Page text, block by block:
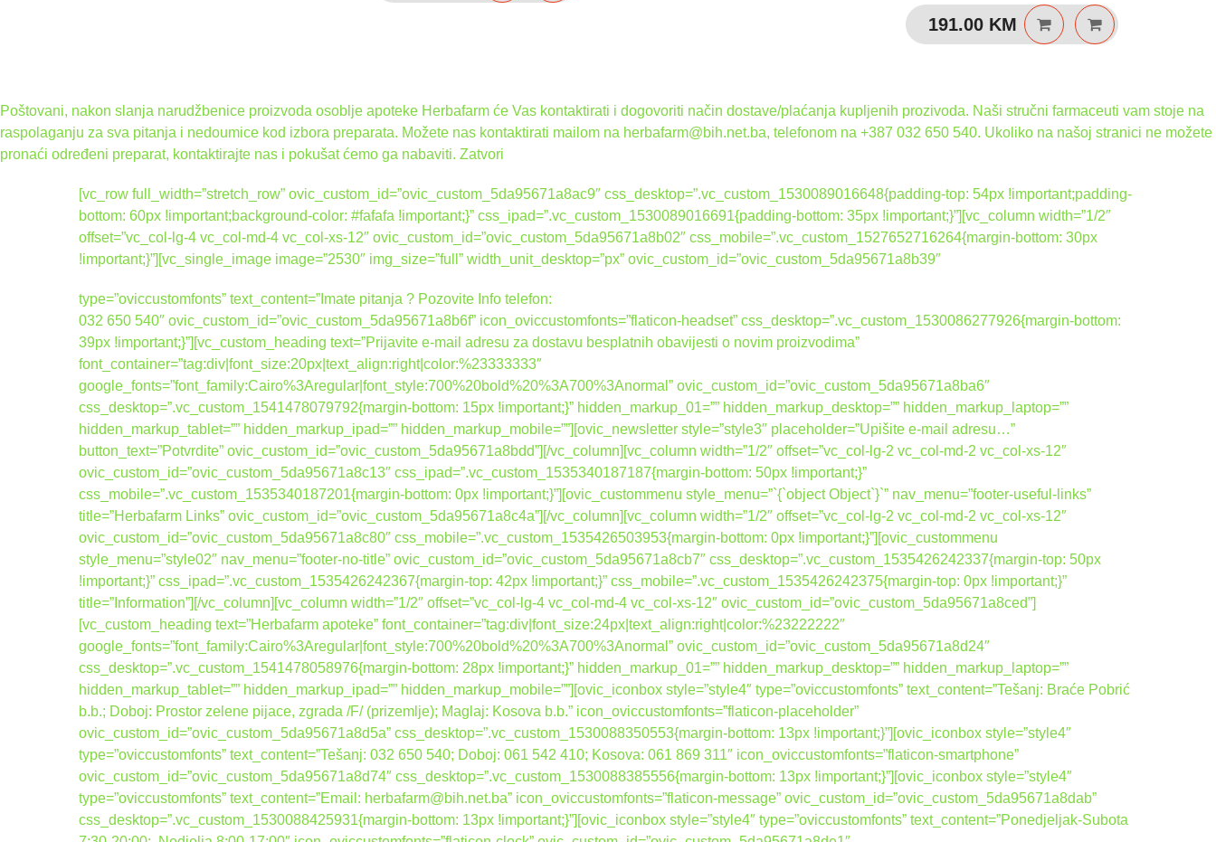
191.00 KM
Poštovani, nakon slanja narudžbenice proizvoda osoblje apoteke Herbafarm će Vas kontaktirati i dogovoriti način dostave/plaćanja kupljenih prozivoda. Naši stručni farmaceuti vam stoje na
raspolaganju za sva pitanja i nedoumice kod izbora preparata. Možete nas kontaktirati mailom na herbafarm@bih.net.ba, telefonom na +387 032 650 540. Ukoliko na našoj stranici ne možete
pronaći određeni preparat, kontaktirajte nas i pokušat ćemo ga nabaviti. Zatvori
[vc_row full_width=”stretch_row” ovic_custom_id=”ovic_custom_5da95671a8ac9″ css_desktop=”.vc_custom_1530089016648{padding-top: 54px !important;padding-
bottom: 60px !important;background-color: #fafafa !important;}” css_ipad=”.vc_custom_1530089016691{padding-bottom: 35px !important;}”][vc_column width=”1/2″
offset=”vc_col-lg-4 vc_col-md-4 vc_col-xs-12″ ovic_custom_id=”ovic_custom_5da95671a8b02″ css_mobile=”.vc_custom_1527652716264{margin-bottom: 30px
!important;}”][vc_single_image image=”2530″ img_size=”full” width_unit_desktop=”px” ovic_custom_id=”ovic_custom_5da95671a8b39″
type=”oviccustomfonts” text_content=”Imate pitanja ? Pozovite Info telefon:
032 650 540″ ovic_custom_id=”ovic_custom_5da95671a8b6f” icon_oviccustomfonts=”flaticon-headset” css_desktop=”.vc_custom_1530086277926{margin-bottom:
39px !important;}”][vc_custom_heading text=”Prijavite e-mail adresu za dostavu besplatnih obavijesti o novim proizvodima”
font_container=”tag:div|font_size:20px|text_align:right|color:%23333333″
google_fonts=”font_family:Cairo%3Aregular|font_style:700%20bold%20%3A700%3Anormal” ovic_custom_id=”ovic_custom_5da95671a8ba6″
css_desktop=”.vc_custom_1541478079792{margin-bottom: 15px !important;}” hidden_markup_01=”” hidden_markup_desktop=”” hidden_markup_laptop=””
hidden_markup_tablet=”” hidden_markup_ipad=”” hidden_markup_mobile=””][ovic_newsletter style=”style3″ placeholder=”Upišite e-mail adresu…”
button_text=”Potvrdite” ovic_custom_id=”ovic_custom_5da95671a8bdd”][/vc_column][vc_column width=”1/2″ offset=”vc_col-lg-2 vc_col-md-2 vc_col-xs-12″
ovic_custom_id=”ovic_custom_5da95671a8c13″ css_ipad=”.vc_custom_1535340187187{margin-bottom: 50px !important;}”
css_mobile=”.vc_custom_1535340187201{margin-bottom: 0px !important;}”][ovic_custommenu style_menu=”`{`object Object`}`” nav_menu=”footer-useful-links”
title=”Herbafarm Links” ovic_custom_id=”ovic_custom_5da95671a8c4a”][/vc_column][vc_column width=”1/2″ offset=”vc_col-lg-2 vc_col-md-2 vc_col-xs-12″
ovic_custom_id=”ovic_custom_5da95671a8c80″ css_mobile=”.vc_custom_1535426503953{margin-bottom: 0px !important;}”][ovic_custommenu
style_menu=”style02″ nav_menu=”footer-no-title” ovic_custom_id=”ovic_custom_5da95671a8cb7″ css_desktop=”.vc_custom_1535426242337{margin-top: 50px
!important;}” css_ipad=”.vc_custom_1535426242367{margin-top: 42px !important;}” css_mobile=”.vc_custom_1535426242375{margin-top: 0px !important;}”
title=”Information”][/vc_column][vc_column width=”1/2″ offset=”vc_col-lg-4 vc_col-md-4 vc_col-xs-12″ ovic_custom_id=”ovic_custom_5da95671a8ced”]
[vc_custom_heading text=”Herbafarm apoteke” font_container=”tag:div|font_size:24px|text_align:right|color:%23222222″
google_fonts=”font_family:Cairo%3Aregular|font_style:700%20bold%20%3A700%3Anormal” ovic_custom_id=”ovic_custom_5da95671a8d24″
css_desktop=”.vc_custom_1541478058976{margin-bottom: 28px !important;}” hidden_markup_01=”” hidden_markup_desktop=”” hidden_markup_laptop=””
hidden_markup_tablet=”” hidden_markup_ipad=”” hidden_markup_mobile=””][ovic_iconbox style=”style4″ type=”oviccustomfonts” text_content=”Tešanj: Braće Pobrić
b.b.; Doboj: Prostor zelene pijace, zgrada /F/ (prizemlje); Maglaj: Kosova b.b.” icon_oviccustomfonts=”flaticon-placeholder”
ovic_custom_id=”ovic_custom_5da95671a8d5a” css_desktop=”.vc_custom_1530088350553{margin-bottom: 13px !important;}”][ovic_iconbox style=”style4″
type=”oviccustomfonts” text_content=”Tešanj: 032 650 540; Doboj: 061 542 410; Kosova: 061 869 311″ icon_oviccustomfonts=”flaticon-smartphone”
ovic_custom_id=”ovic_custom_5da95671a8d74″ css_desktop=”.vc_custom_1530088385556{margin-bottom: 13px !important;}”][ovic_iconbox style=”style4″
type=”oviccustomfonts” text_content=”Email: herbafarm@bih.net.ba” icon_oviccustomfonts=”flaticon-message” ovic_custom_id=”ovic_custom_5da95671a8dab”
css_desktop=”.vc_custom_1530088425931{margin-bottom: 13px !important;}”][ovic_iconbox style=”style4″ type=”oviccustomfonts” text_content=”Ponedjeljak-Subota